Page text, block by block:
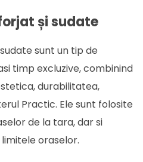
și sudate
sunt un tip de
timp excluzive, combinind
durabilitatea,
Practic. Ele sunt folosite
de la tara, dar si
oraselor.